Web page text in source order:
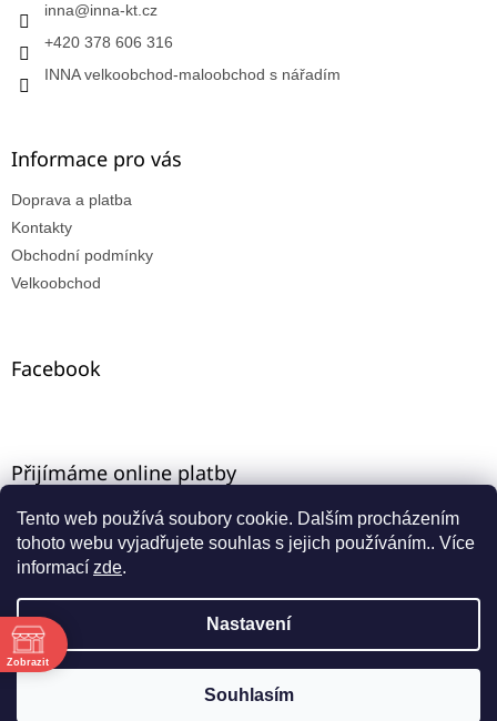
Tento web používá soubory cookie. Dalším procházením
tohoto webu vyjadřujete souhlas s jejich používáním.. Více
informací zde.
Nastavení
Souhlasím
Máte-li u nás VO registraci, zadejte e-mail ze starého e-
shopu a aktivujte přístup přes funkci "zapomenuté
inna@inna-kt.cz
+420 378 606 316
INNA velkoobchod-maloobchod s nářadím
Informace pro vás
Doprava a platba
Kontakty
Obchodní podmínky
Velkoobchod
Facebook
Přijímáme online platby
Vytvořil Shoptet
INNA-KT . Všechna práva vyhrazena.
Zobrazit